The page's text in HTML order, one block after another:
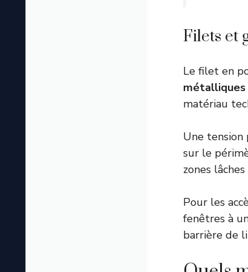
Filets et
Le filet en
matériau
Une
sur le
zones
Pour les
fenêtres à
barrière de